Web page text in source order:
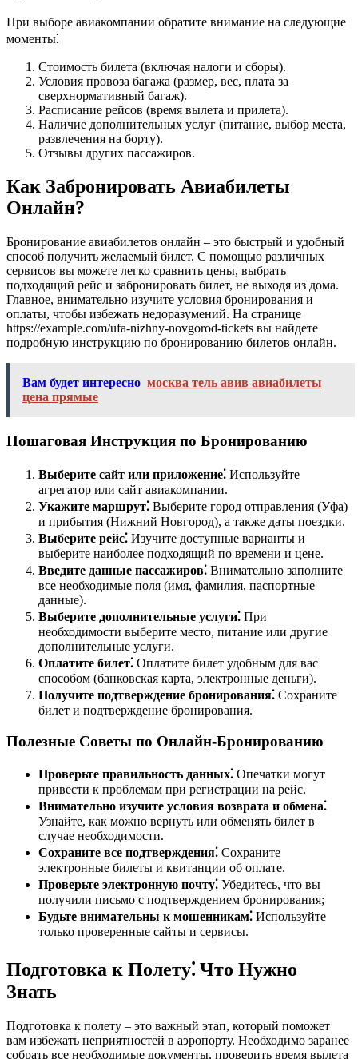
При выборе авиакомпании обратите внимание на следующие
моменты⁚
Стоимость билета (включая налоги и сборы).
Условия провоза багажа (размер, вес, плата за
сверхнормативный багаж).
Расписание рейсов (время вылета и прилета).
Наличие дополнительных услуг (питание, выбор места,
развлечения на борту).
Отзывы других пассажиров.
Как Забронировать Авиабилеты
Онлайн?
Бронирование авиабилетов онлайн – это быстрый и удобный
способ получить желаемый билет. С помощью различных
сервисов вы можете легко сравнить цены, выбрать
подходящий рейс и забронировать билет, не выходя из дома.
Главное, внимательно изучите условия бронирования и
оплаты, чтобы избежать недоразумений. На странице
https://example.com/ufa-nizhny-novgorod-tickets вы найдете
подробную инструкцию по бронированию билетов онлайн.
Вам будет интересно москва тель авив авиабилеты
цена прямые
Пошаговая Инструкция по Бронированию
Выберите сайт или приложение⁚ Используйте
агрегатор или сайт авиакомпании.
Укажите маршрут⁚ Выберите город отправления (Уфа)
и прибытия (Нижний Новгород), а также даты поездки.
Выберите рейс⁚ Изучите доступные варианты и
выберите наиболее подходящий по времени и цене.
Введите данные пассажиров⁚ Внимательно заполните
все необходимые поля (имя, фамилия, паспортные
данные).
Выберите дополнительные услуги⁚ При
необходимости выберите место, питание или другие
дополнительные услуги.
Оплатите билет⁚ Оплатите билет удобным для вас
способом (банковская карта, электронные деньги).
Получите подтверждение бронирования⁚ Сохраните
билет и подтверждение бронирования.
Полезные Советы по Онлайн-Бронированию
Проверьте правильность данных⁚ Опечатки могут
привести к проблемам при регистрации на рейс.
Внимательно изучите условия возврата и обмена⁚
Узнайте, как можно вернуть или обменять билет в
случае необходимости.
Сохраните все подтверждения⁚ Сохраните
электронные билеты и квитанции об оплате.
Проверьте электронную почту⁚ Убедитесь, что вы
получили письмо с подтверждением бронирования;
Будьте внимательны к мошенникам⁚ Используйте
только проверенные сайты и сервисы.
Подготовка к Полету⁚ Что Нужно
Знать
Подготовка к полету – это важный этап, который поможет
вам избежать неприятностей в аэропорту. Необходимо заранее
собрать все необходимые документы, проверить время вылета